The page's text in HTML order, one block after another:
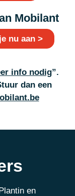
Mobilant
nu aan >
info nodig”.
dan een
en